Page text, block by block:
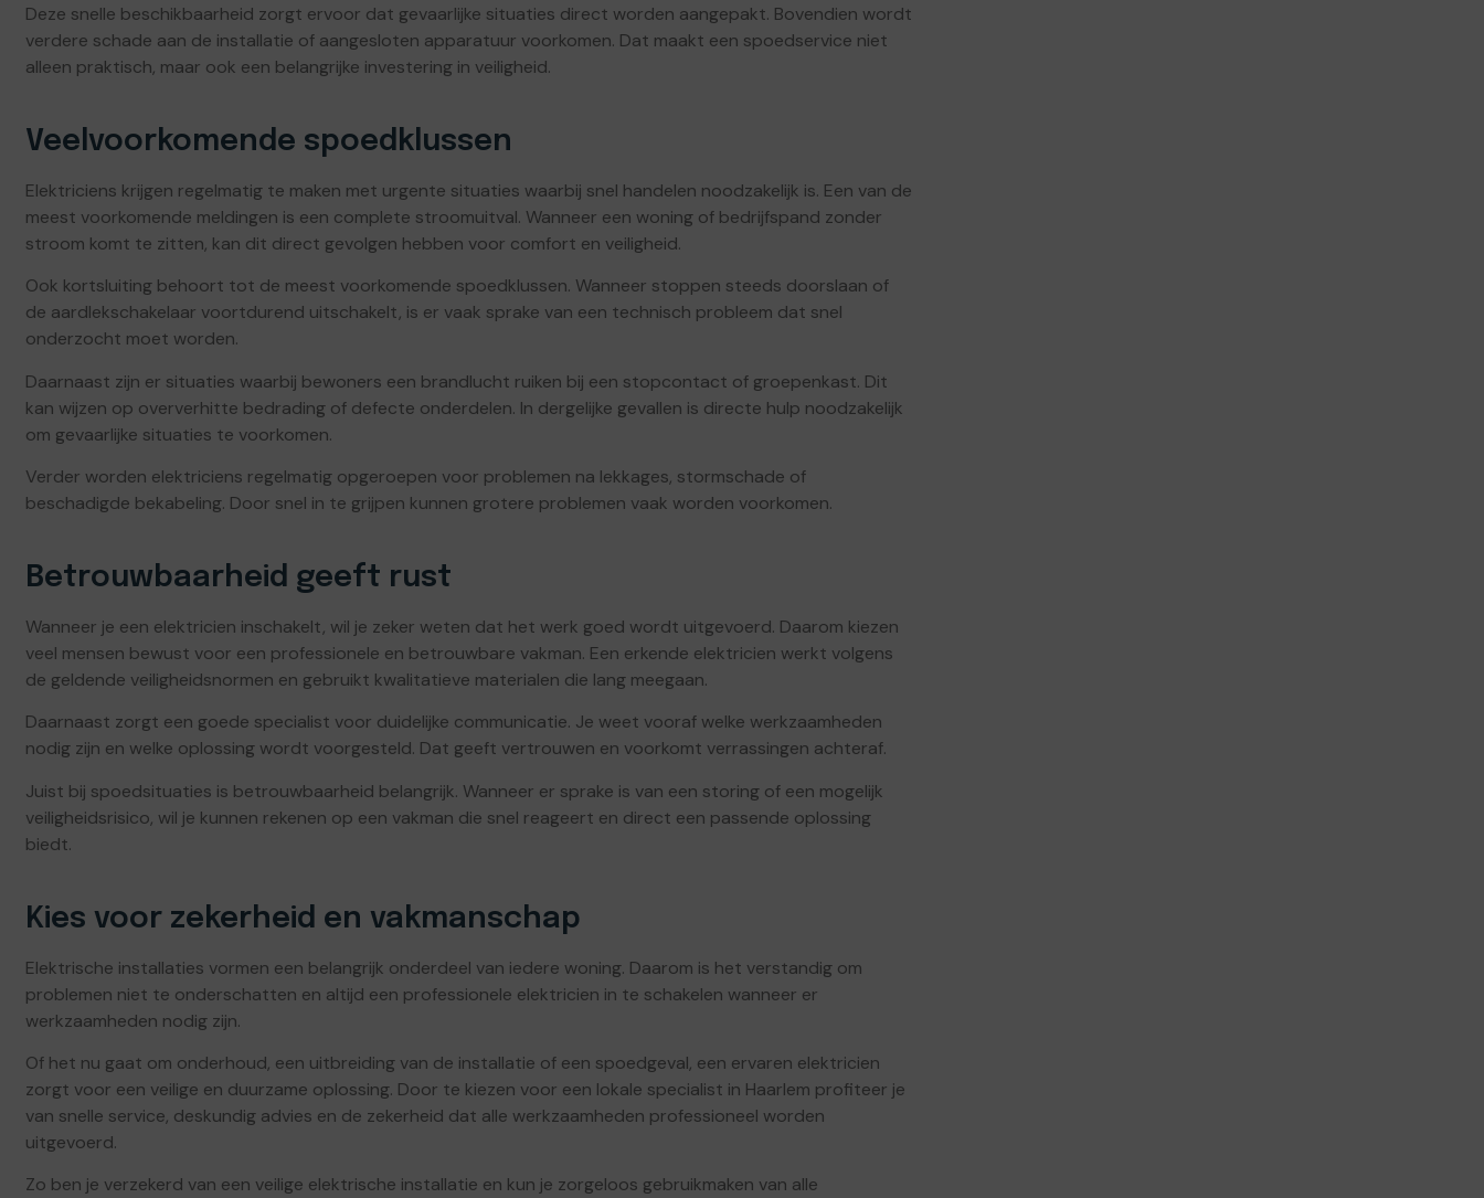
Deze snelle beschikbaarheid zorgt ervoor dat gevaarlijke situaties direct worden aangepakt. Bovendien wordt
verdere schade aan de installatie of aangesloten apparatuur voorkomen. Dat maakt een spoedservice niet
alleen praktisch, maar ook een belangrijke investering in veiligheid.
Veelvoorkomende spoedklussen
Elektriciens krijgen regelmatig te maken met urgente situaties waarbij snel handelen noodzakelijk is. Een van de
meest voorkomende meldingen is een complete stroomuitval. Wanneer een woning of bedrijfspand zonder
stroom komt te zitten, kan dit direct gevolgen hebben voor comfort en veiligheid.
Ook kortsluiting behoort tot de meest voorkomende spoedklussen. Wanneer stoppen steeds doorslaan of
de aardlekschakelaar voortdurend uitschakelt, is er vaak sprake van een technisch probleem dat snel
onderzocht moet worden.
Daarnaast zijn er situaties waarbij bewoners een brandlucht ruiken bij een stopcontact of groepenkast. Dit
kan wijzen op oververhitte bedrading of defecte onderdelen. In dergelijke gevallen is directe hulp noodzakelijk
om gevaarlijke situaties te voorkomen.
Verder worden elektriciens regelmatig opgeroepen voor problemen na lekkages, stormschade of
beschadigde bekabeling. Door snel in te grijpen kunnen grotere problemen vaak worden voorkomen.
Betrouwbaarheid geeft rust
Wanneer je een elektricien inschakelt, wil je zeker weten dat het werk goed wordt uitgevoerd. Daarom kiezen
veel mensen bewust voor een professionele en betrouwbare vakman. Een erkende elektricien werkt volgens
de geldende veiligheidsnormen en gebruikt kwalitatieve materialen die lang meegaan.
Daarnaast zorgt een goede specialist voor duidelijke communicatie. Je weet vooraf welke werkzaamheden
nodig zijn en welke oplossing wordt voorgesteld. Dat geeft vertrouwen en voorkomt verrassingen achteraf.
Juist bij spoedsituaties is betrouwbaarheid belangrijk. Wanneer er sprake is van een storing of een mogelijk
veiligheidsrisico, wil je kunnen rekenen op een vakman die snel reageert en direct een passende oplossing
biedt.
Kies voor zekerheid en vakmanschap
Elektrische installaties vormen een belangrijk onderdeel van iedere woning. Daarom is het verstandig om
problemen niet te onderschatten en altijd een professionele elektricien in te schakelen wanneer er
werkzaamheden nodig zijn.
Of het nu gaat om onderhoud, een uitbreiding van de installatie of een spoedgeval, een ervaren elektricien
zorgt voor een veilige en duurzame oplossing. Door te kiezen voor een lokale specialist in Haarlem profiteer je
van snelle service, deskundig advies en de zekerheid dat alle werkzaamheden professioneel worden
uitgevoerd.
Zo ben je verzekerd van een veilige elektrische installatie en kun je zorgeloos gebruikmaken van alle